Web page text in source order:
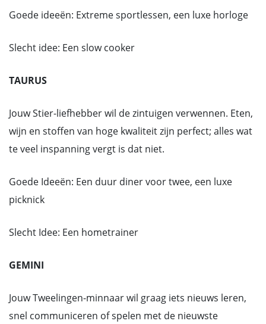
Goede ideeën: Extreme sportlessen, een luxe horloge
Slecht idee: Een slow cooker
TAURUS
Jouw Stier-liefhebber wil de zintuigen verwennen. Eten,
wijn en stoffen van hoge kwaliteit zijn perfect; alles wat
te veel inspanning vergt is dat niet.
Goede Ideeën: Een duur diner voor twee, een luxe
picknick
Slecht Idee: Een hometrainer
GEMINI
Jouw Tweelingen-minnaar wil graag iets nieuws leren,
snel communiceren of spelen met de nieuwste